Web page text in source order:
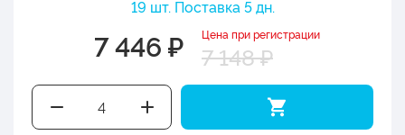
19 шт. Поставка 5 дн.
7 446 ₽ Цена при регистрации
7 148 ₽